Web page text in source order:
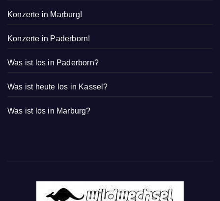
Konzerte in Marburg!
Konzerte in Paderborn!
Was ist los in Paderborn?
Was ist heute los in Kassel?
Was ist los in Marburg?